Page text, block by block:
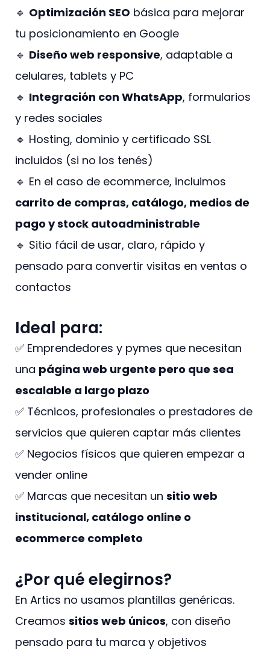
🔹 Optimización SEO básica para mejorar
tu posicionamiento en Google
🔹 Diseño web responsive, adaptable a
celulares, tablets y PC
🔹 Integración con WhatsApp, formularios
y redes sociales
🔹 Hosting, dominio y certificado SSL
incluidos (si no los tenés)
🔹 En el caso de ecommerce, incluimos
carrito de compras, catálogo, medios de
pago y stock autoadministrable
🔹 Sitio fácil de usar, claro, rápido y
pensado para convertir visitas en ventas o
contactos
Ideal para:
✅ Emprendedores y pymes que necesitan
una página web urgente pero que sea
escalable a largo plazo
✅ Técnicos, profesionales o prestadores de
servicios que quieren captar más clientes
✅ Negocios físicos que quieren empezar a
vender online
✅ Marcas que necesitan un sitio web
institucional, catálogo online o
ecommerce completo
¿Por qué elegirnos?
En Artics no usamos plantillas genéricas.
Creamos sitios web únicos, con diseño
pensado para tu marca y objetivos